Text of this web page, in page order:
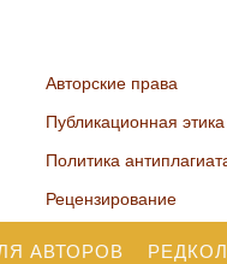
Авторские права
Публикационная этика
Политика
Рецензирование
АВТОРОВ